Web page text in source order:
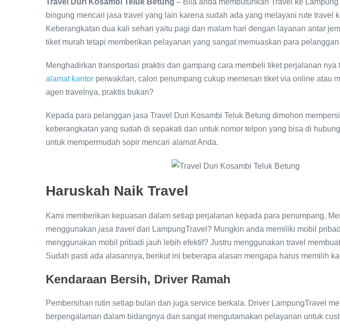
Travel Duri Kosambi Teluk Betung – Bila anda membutuhkan Travel ke
bingung mencari jasa travel yang lain karena sudah ada yang melayani rute travel
Keberangkatan dua kali sehari yaitu pagi dan malam hari dengan layanan antar
tiket murah tetapi memberikan pelayanan yang sangat memuaskan para pelanggan
Menghadirkan transportasi praktis dan gampang cara membeli tiket perjalanan nya
alamat kantor perwakilan, calon penumpang cukup memesan tiket via online atau
agen travelnya, praktis bukan?
Kepada para pelanggan jasa Travel Duri Kosambi Teluk Betung dimohon
keberangkatan yang sudah di sepakati dan untuk nomor telpon yang bisa di
untuk mempermudah sopir mencari alamat Anda.
Haruskah Naik Travel
Kami memberikan kepuasan dalam setiap perjalanan kepada para penumpang.
menggunakan jasa travel dari LampungTravel? Mungkin anda memiliki mobil
menggunakan mobil pribadi jauh lebih efektif? Justru menggunakan travel
Sudah pasti ada alasannya, berikut ini beberapa alasan mengapa harus memilih
Kendaraan Bersih, Driver Ramah
Pembersihan rutin setiap bulan dan juga service berkala. Driver LampungTravel
berpengalaman dalam bidangnya dan sangat mengutamakan pelayanan untuk